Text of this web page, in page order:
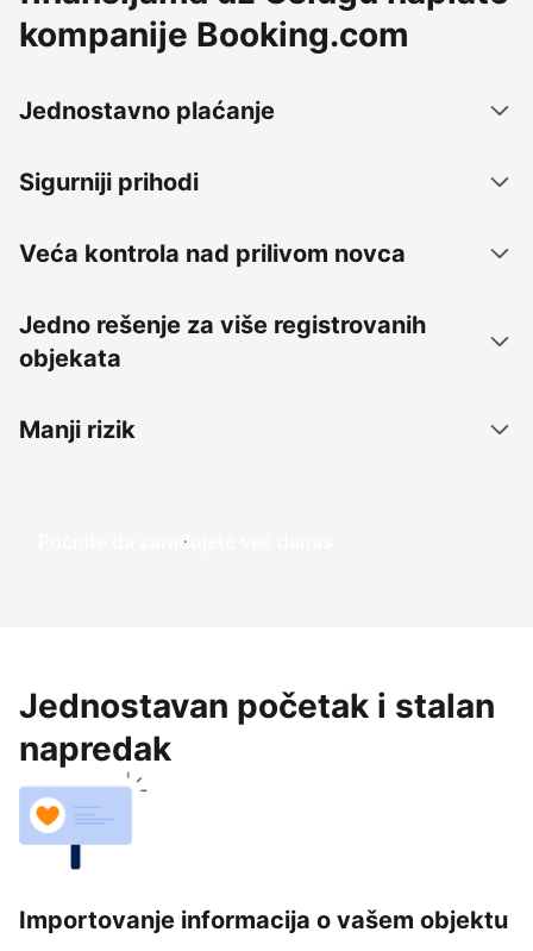
kompanije Booking.com
Jednostavno plaćanje
Sigurniji prihodi
Veća kontrola nad prilivom novca
Jedno rešenje za više registrovanih
objekata
Manji rizik
Počnite da zarađujete već danas
Jednostavan početak i stalan
napredak
Importovanje informacija o vašem objektu